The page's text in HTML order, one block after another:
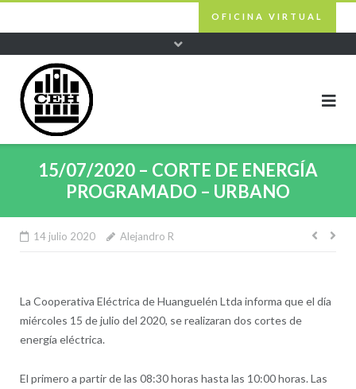
OFICINA VIRTUAL
15/07/2020 – CORTE DE ENERGÍA
PROGRAMADO – URBANO
14 julio 2020 Alejandro R
La Cooperativa Eléctrica de Huanguelén Ltda informa que el día
miércoles 15 de julio del 2020, se realizaran dos cortes de
energía eléctrica.
El primero a partir de las 08:30 horas hasta las 10:00 horas. Las